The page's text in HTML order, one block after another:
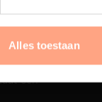
Alles toestaan
tot
een